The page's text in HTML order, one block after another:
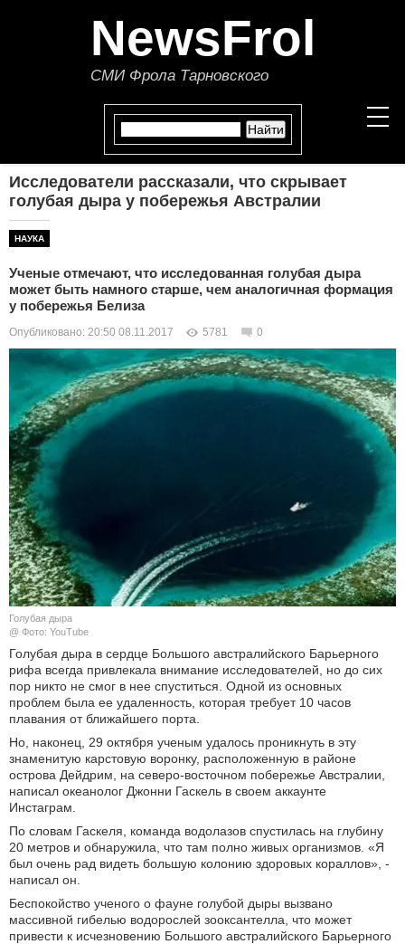
NewsFrol
СМИ Фрола Тарновского
НОВОСТИ
ПОЛИТИКА
В МИРЕ
ОБЩЕСТВО
ШОУ-БИЗНЕС
АВТО И МОТО
БЛОГ
Исследователи рассказали, что скрывает
голубая дыра у побережья Австралии
НАУКА
Ученые отмечают, что исследованная голубая дыра
может быть намного старше, чем аналогичная формация
у побережья Белиза
Опубликовано: 20:50 08.11.2017 5781 0
Голубая дыра
@ Фото: YouTube
Голубая дыра в сердце Большого австралийского Барьерного
рифа всегда привлекала внимание исследователей, но до сих
пор никто не смог в нее спуститься. Одной из основных
проблем была ее удаленность, которая требует 10 часов
плавания от ближайшего порта.
Но, наконец, 29 октября ученым удалось проникнуть в эту
знаменитую карстовую воронку, расположенную в районе
острова Дейдрим, на северо-восточном побережье Австралии,
написал океанолог Джонни Гаскель в своем аккаунте
Инстаграм.
По словам Гаскеля, команда водолазов спустилась на глубину
20 метров и обнаружила, что там полно живых организмов. «Я
был очень рад видеть большую колонию здоровых кораллов», -
написал он.
Беспокойство ученого о фауне голубой дыры вызвано
массивной гибелью водорослей зооксантелла, что может
привести к исчезновению Большого австралийского Барьерного